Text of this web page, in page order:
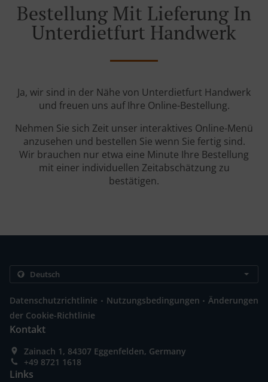
Bestellung Mit Lieferung In
Unterdietfurt Handwerk
Ja, wir sind in der Nähe von Unterdietfurt Handwerk
und freuen uns auf Ihre Online-Bestellung.
Nehmen Sie sich Zeit unser interaktives Online-Menü
anzusehen und bestellen Sie wenn Sie fertig sind.
Wir brauchen nur etwa eine Minute Ihre Bestellung
mit einer individuellen Zeitabschätzung zu
bestätigen.
Datenschutzrichtlinie . Nutzungsbedingungen . Änderungen
der Cookie-Richtlinie
Kontakt
Zainach 1, 84307 Eggenfelden, Germany
+49 8721 1618
Links